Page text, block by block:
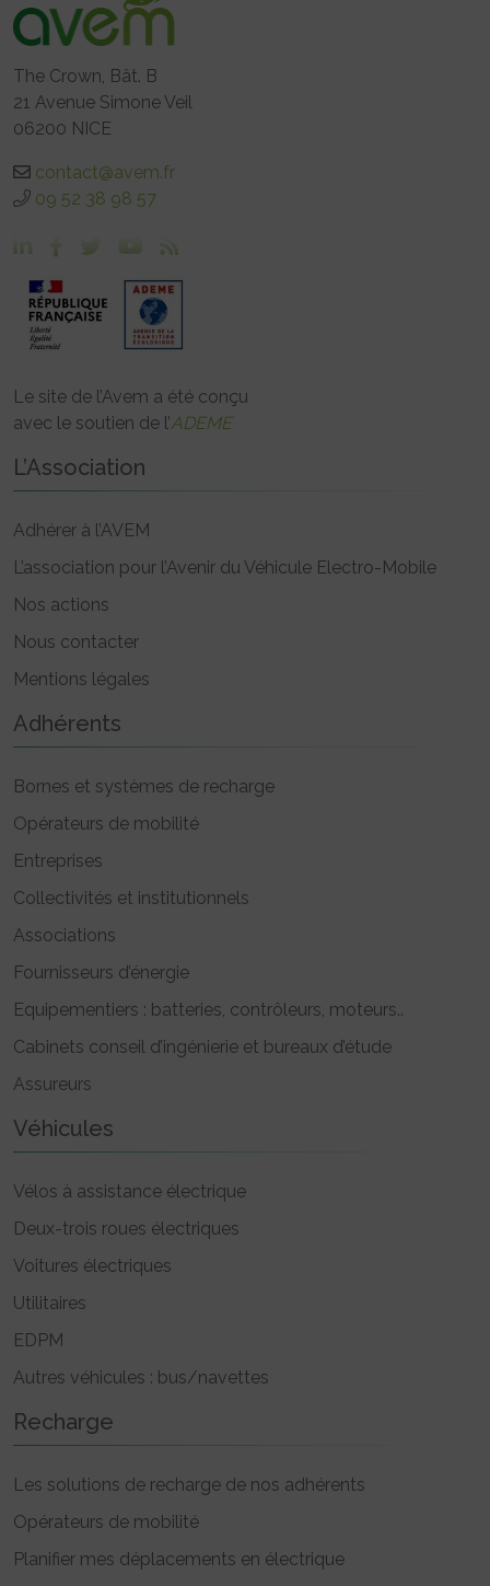
The Crown, Bât. B
21 Avenue Simone Veil
06200 NICE
contact@avem.fr
09 52 38 98 57
Le site de l’Avem a été conçu
avec le soutien de l’ADEME
L’Association
Adhérer à l’AVEM
L’association pour l’Avenir du Véhicule Electro-Mobile
Nos actions
Nous contacter
Mentions légales
Adhérents
Bornes et systèmes de recharge
Opérateurs de mobilité
Entreprises
Collectivités et institutionnels
Associations
Fournisseurs d’énergie
Equipementiers : batteries, contrôleurs, moteurs..
Cabinets conseil d’ingénierie et bureaux d’étude
Assureurs
Véhicules
Vélos à assistance électrique
Deux-trois roues électriques
Voitures électriques
Utilitaires
EDPM
Autres véhicules : bus/navettes
Recharge
Les solutions de recharge de nos adhérents
Opérateurs de mobilité
Planifier mes déplacements en électrique